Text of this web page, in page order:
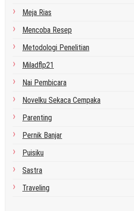
Meja Rias
Mencoba Resep
Metodologi Penelitian
Miladflp21
Nai Pembicara
Novelku Sekaca Cempaka
Parenting
Pernik Banjar
Puisiku
Sastra
Traveling